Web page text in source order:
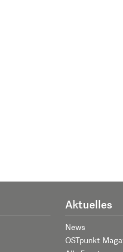
Aktuelles
News
OSTpunkt-